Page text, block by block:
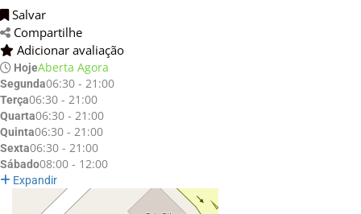
Salvar
Compartilhe
Adicionar avaliação
HojeAberta Agora
Segunda06:30 - 21:00
Terça06:30 - 21:00
Quarta06:30 - 21:00
Quinta06:30 - 21:00
Sexta06:30 - 21:00
Sábado08:00 - 12:00
Expandir